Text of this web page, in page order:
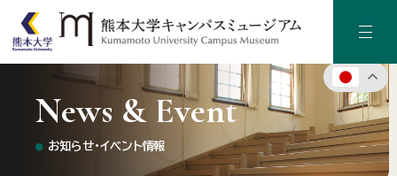
お知らせ・イベント情報
News & Event
ホーム
キャンパスミュージアムについて